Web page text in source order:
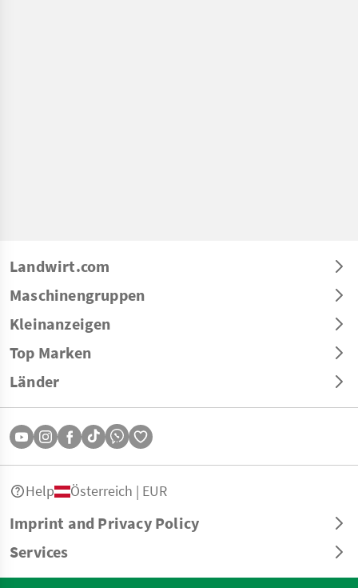
Landwirt.com
Maschinengruppen
Kleinanzeigen
Top Marken
Länder
Imprint and Privacy Policy
Services
Help Österreich | EUR